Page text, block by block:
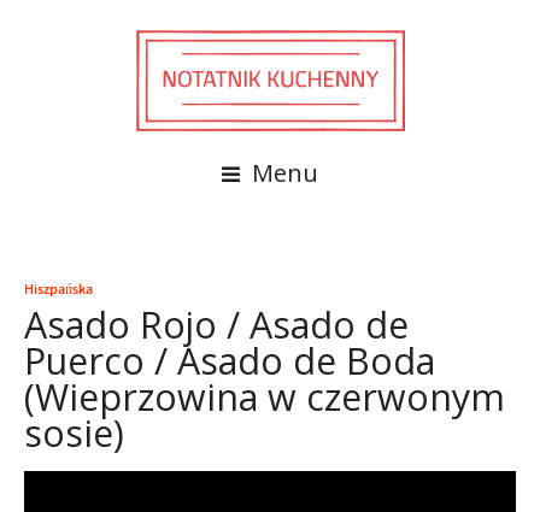
Menu
Hiszpańska
Asado Rojo / Asado de
Puerco / Asado de Boda
(Wieprzowina w czerwonym
sosie)